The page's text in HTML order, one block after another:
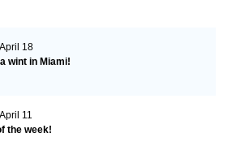
18
wint in Miami!
11
the week!